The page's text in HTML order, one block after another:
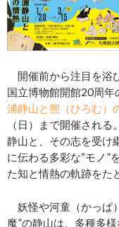
開催前から注目を浴
国立博物館開館20周年
浦静山と熈（ひろむ）
（日）まで開催され
静山と、その志を受け
に伝わる多彩な“モノ”
た知と情熱の軌跡をた
妖怪や河童（かっぱ
魔”の静山は、多種多